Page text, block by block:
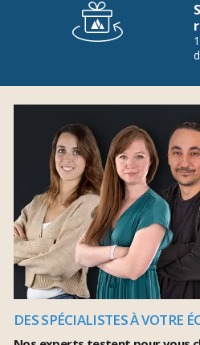
DES SPÉCIALISTES À VOTRE